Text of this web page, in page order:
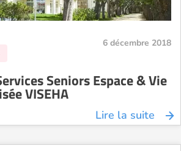
6 décembre 2018
Seniors Espace & Vie
VISEHA
Lire la suite